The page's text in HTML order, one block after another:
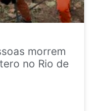
morrem
no Rio de